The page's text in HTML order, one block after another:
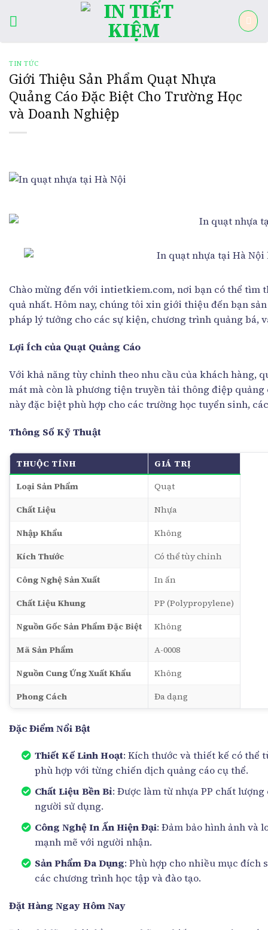
TIN TỨC
Giới Thiệu Sản Phẩm Quạt Nhựa
Quảng Cáo Đặc Biệt Cho Trường Học
và Doanh Nghiệp
Chào mừng đến với intietkiem.com, nơi bạn có thể tìm
quả nhất. Hôm nay, chúng tôi xin giới thiệu đến bạn
pháp lý tưởng cho các sự kiện, chương trình quảng bá,
Lợi Ích của Quạt Quảng Cáo
Với khả năng tùy chỉnh theo nhu cầu của khách hàng,
mát mà còn là phương tiện truyền tải thông điệp
này đặc biệt phù hợp cho các trường học tuyển sinh,
Thông Số Kỹ Thuật
THUỘC TÍNH
GIÁ TRỊ
Loại Sản Phẩm
Quạt
Chất Liệu
Nhựa
Nhập Khẩu
Không
Kích Thước
Có thể tùy chỉnh
Công Nghệ Sản Xuất
In ấn
Chất Liệu Khung
PP (Polypropylene)
Nguồn Gốc Sản Phẩm Đặc Biệt
Không
Mã Sản Phẩm
A-0008
Nguồn Cung Ứng Xuất Khẩu
Không
Phong Cách
Đa dạng
Đặc Điểm Nổi Bật
Thiết Kế Linh Hoạt: Kích thước và thiết kế có thể
phù hợp với từng chiến dịch quảng cáo cụ thể.
Chất Liệu Bền Bỉ: Được làm từ nhựa PP chất
người sử dụng.
Công Nghệ In Ấn Hiện Đại: Đảm bảo hình ảnh và
mạnh mẽ với người nhận.
Sản Phẩm Đa Dụng: Phù hợp cho nhiều mục đích
các chương trình học tập và đào tạo.
Đặt Hàng Ngay Hôm Nay